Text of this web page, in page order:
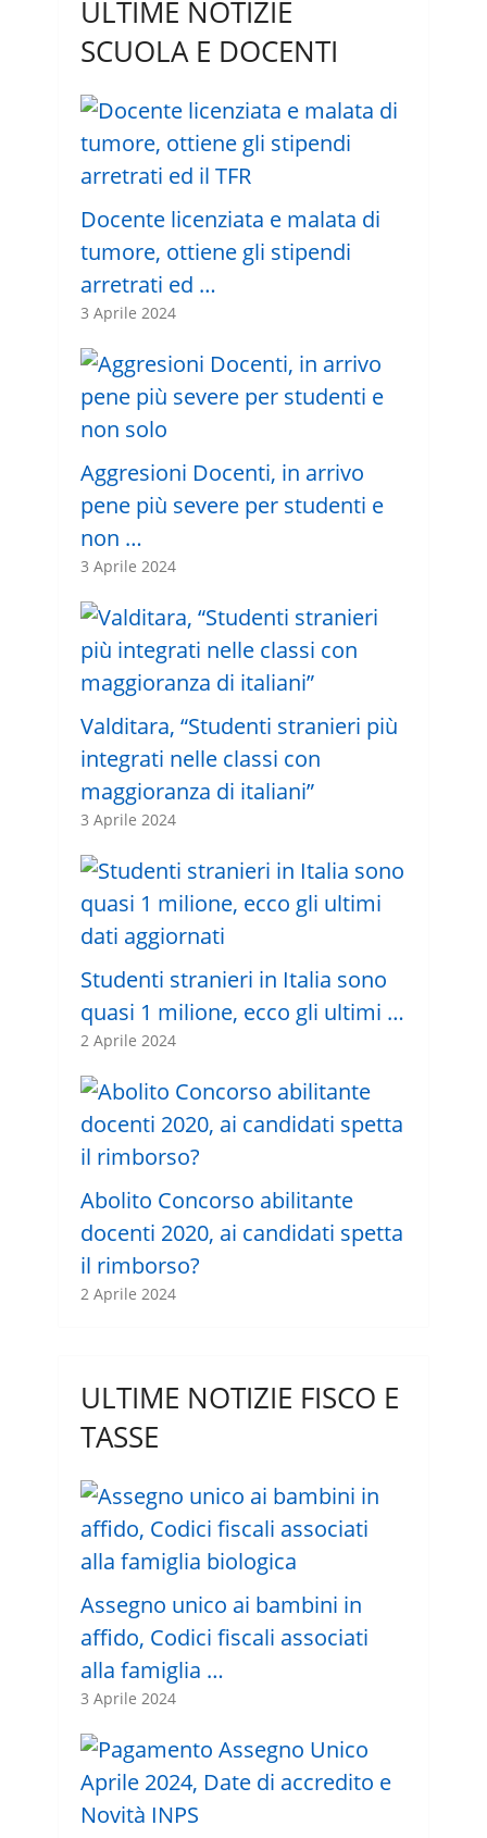
ULTIME NOTIZIE
SCUOLA E DOCENTI
Docente licenziata e malata di
tumore, ottiene gli stipendi
arretrati ed …
3 Aprile 2024
Aggresioni Docenti, in arrivo
pene più severe per studenti e
non …
3 Aprile 2024
Valditara, “Studenti stranieri più
integrati nelle classi con
maggioranza di italiani”
3 Aprile 2024
Studenti stranieri in Italia sono
quasi 1 milione, ecco gli ultimi …
2 Aprile 2024
Abolito Concorso abilitante
docenti 2020, ai candidati spetta
il rimborso?
2 Aprile 2024
ULTIME NOTIZIE FISCO E
TASSE
Assegno unico ai bambini in
affido, Codici fiscali associati
alla famiglia …
3 Aprile 2024